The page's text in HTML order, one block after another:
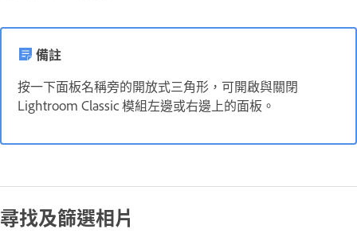
備註
按一下面板名稱旁的開放式三角形，可開啟與關閉
Lightroom Classic 模組左邊或右邊上的面板。
尋找及篩選相片